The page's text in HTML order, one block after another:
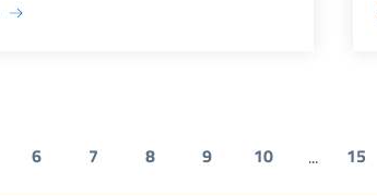
6 7 8 9 10 ... 15